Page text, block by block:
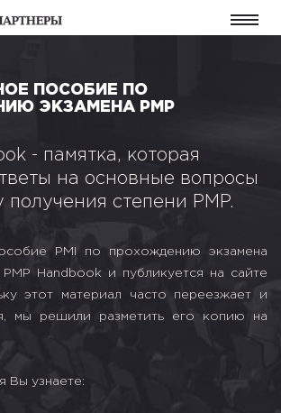
ПОСОБИЕ ПО
ЭКЗАМЕНА PMP
- памятка, которая
на основные вопросы
получения степени PMP.
PMI по прохождению экзамена
PMP Handbook и публикуется на сайте
этот материал часто переезжает и
мы решили разметить его копию на
Вы узнаете: